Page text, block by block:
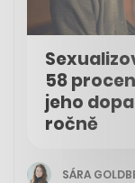
58
jeho
ročně
SÁRA